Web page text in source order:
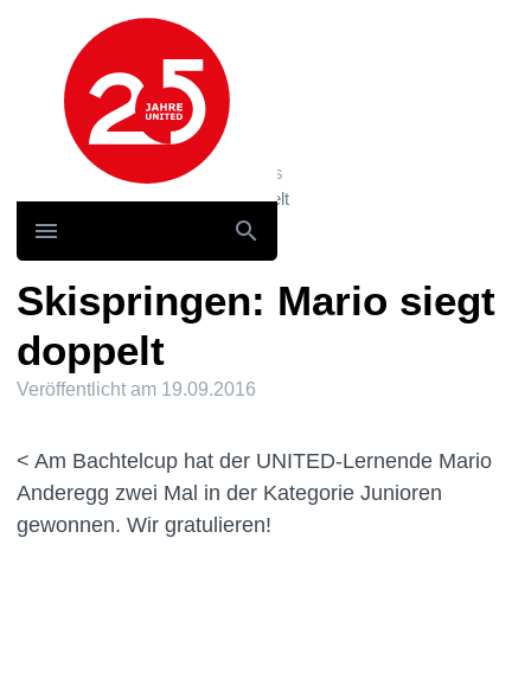
Hauptnavigation
News und Storys / News
Skispringen: Mario siegt doppelt
Skispringen: Mario siegt
doppelt
Veröffentlicht am 19.09.2016
< Am Bachtelcup hat der UNITED-Lernende Mario
Anderegg zwei Mal in der Kategorie Junioren
gewonnen. Wir gratulieren!